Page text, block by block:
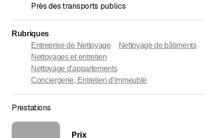
Près des transports publics
Rubriques
Entreprise de Nettoyage
Nettoyage de bâtiments
Nettoyages et entretien
Nettoyage d'appartements
Conciergerie, Entretien d'immeuble
Prestations
Prix